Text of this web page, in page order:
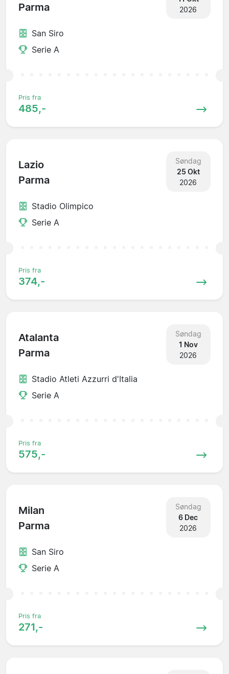
Parma
2026
San Siro
Serie A
Pris fra
485,-
Lazio
Parma
Søndag
25 Okt
2026
Stadio Olimpico
Serie A
Pris fra
374,-
Atalanta
Parma
Søndag
1 Nov
2026
Stadio Atleti Azzurri d'Italia
Serie A
Pris fra
575,-
Milan
Parma
Søndag
6 Dec
2026
San Siro
Serie A
Pris fra
271,-